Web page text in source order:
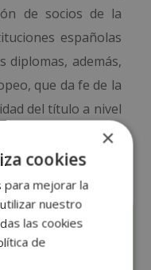
de socios de la
españolas
diplomas, además,
que da fe de la
del título a nivel
×
cookies
para mejorar la
nuestro
las cookies
de